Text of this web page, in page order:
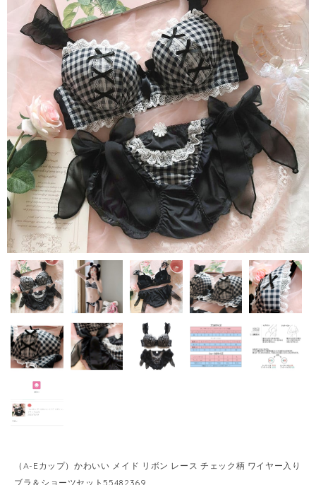
（A-Eカップ）かわいい メイド リボン レース チェック柄 ワイヤー入り
ブラ＆ショーツセット55482369